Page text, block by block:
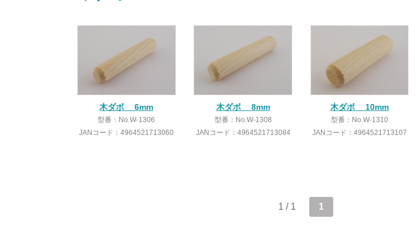
木ダボ 6mm
型番：No.W-1306
JANコード：4964521713060
木ダボ 8mm
型番：No.W-1308
JANコード：4964521713084
木ダボ 10mm
型番：No.W-1310
JANコード：4964521713107
1 / 1 1